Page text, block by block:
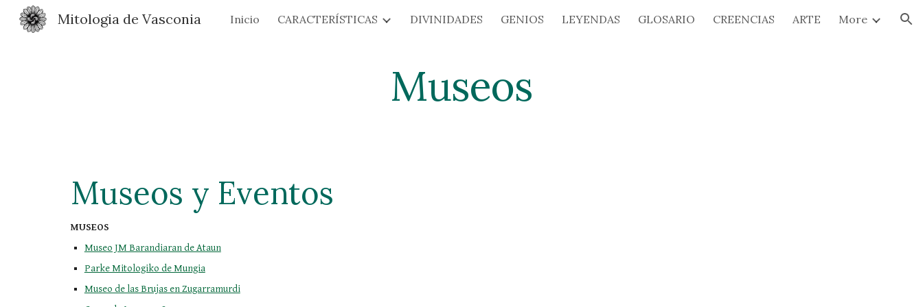
Skip to main content Skip to navigation
Mitologia de Vasconia Inicio CARACTERÍSTICAS DIVINIDADES GENIOS LEYENDAS GLOSARIO CREENCIAS ARTE More
Museos
Museos y Eventos
MUSEOS
Museo JM Barandiaran de Ataun
Parke Mitologiko de Mungia
Museo de las Brujas en Zugarramurdi